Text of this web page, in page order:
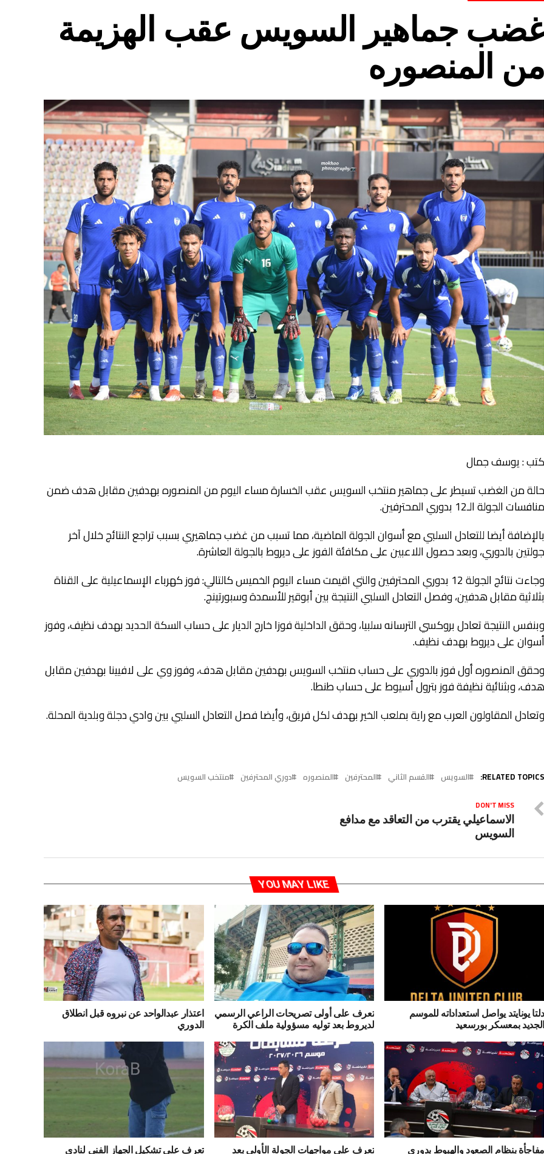
غضب جماهير السويس عقب الهزيمة
من المنصوره
كتب : يوسف جمال
حالة من الغضب تسيطر على جماهير منتخب السويس عقب الخسارة مساء اليوم من المنصوره بهدفين مقابل هدف ضمن
منافسات الجولة الـ12 بدوري المحترفين.
بالإضافة أيضا للتعادل السلبي مع أسوان الجولة الماضية، مما تسبب من غضب جماهيري بسبب تراجع النتائج خلال آخر
جولتين بالدوري، وبعد حصول اللاعبين على مكافئة الفوز على ديروط بالجولة العاشرة.
وجاءت نتائج الجولة 12 بدوري المحترفين والتي اقيمت مساء اليوم الخميس كالتالي: فوز كهرباء الإسماعيلية على القناة
بثلاثية مقابل هدفين، وفصل التعادل السلبي النتيجة بين أبوقير للأسمدة وسبورتينج.
وبنفس النتيجة تعادل بروكسي الترسانه سلبيا، وحقق الداخلية فوزا خارج الديار على حساب السكة الحديد بهدف نظيف، وفوز
أسوان على ديروط بهدف نظيف.
وحقق المنصوره أول فوز بالدوري على حساب منتخب السويس بهدفين مقابل هدف، وفوز وي على لافيينا بهدفين مقابل
هدف، وبثنائية نظيفة فوز بترول أسيوط على حساب طنطا.
وتعادل المقاولون العرب مع راية بملعب الخير بهدف لكل فريق، وأيضا فصل التعادل السلبي بين وادي دجلة وبلدية المحلة.
RELATED TOPICS: السويس القسم الثاني المحترفين المنصوره دوري المحترفين منتخب السويس
DON'T MISS
الاسماعيلي يقترب من التعاقد مع مدافع
السويس
YOU MAY LIKE
دلتا يونايتد يواصل استعداداته للموسم
الجديد بمعسكر بورسعيد
تعرف على أولى تصريحات الراعي الرسمي
لديروط بعد توليه مسؤولية ملف الكرة
اعتذار عبدالواحد عن نبروه قبل انطلاق
الدوري
مفاجأة بنظام الصعود والهبوط بدوري تعرف على مواجهات الجولة الأولى بعد تعرف على تشكيل الجهاز الفني لنادي